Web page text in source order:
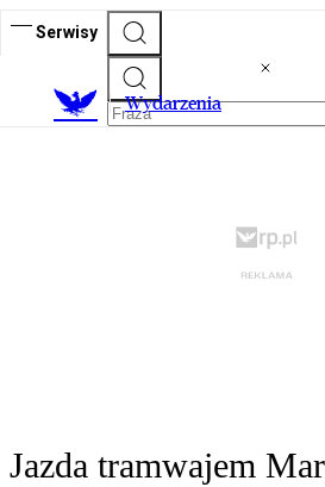
Serwisy
Wydarzenia
Jazda tramwajem